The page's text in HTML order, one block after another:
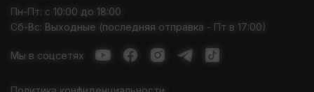
Пн-Пт: с 10:00 до 18:00
Сб-Вс: Выходные (последняя отправка - Пт в 17:00)
Мы в соцсетях